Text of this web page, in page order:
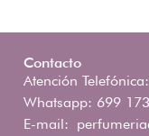
Contacto
Atención
Whatsapp: 699
E-mail: